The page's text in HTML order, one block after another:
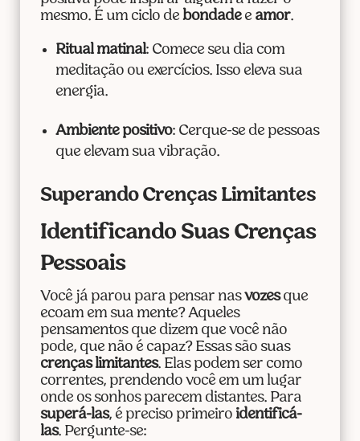
mesmo. É um ciclo de bondadee amor.
Ritual matinal: Comece seu dia com
meditação ou exercícios. Isso eleva sua
energia.
Ambiente positivo: Cerque-se de pessoas
que elevam sua vibração.
Superando Crenças Limitantes
Identificando Suas Crenças
Pessoais
Você já parou para pensar nasvozesque
ecoam em sua mente? Aqueles
pensamentos que dizem que você não
pode, que não é capaz? Essas são suas
crenças limitantes. Elas podem ser como
correntes, prendendo você em um lugar
onde os sonhos parecem distantes. Para
superá-las, é preciso primeiro identificá-
las. Pergunte-se: